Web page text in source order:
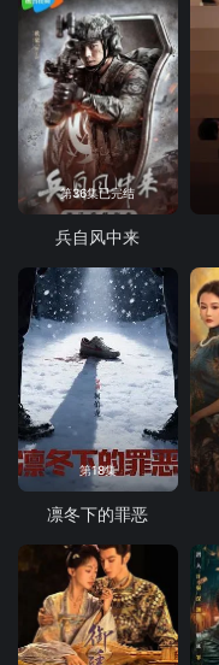
第36集已完结
兵自风中来
第18集
凛冬下的罪恶